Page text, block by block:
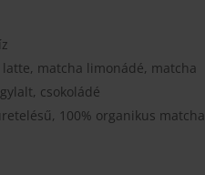
matcha limonádé, matcha
csokoládé
100% organikus matcha